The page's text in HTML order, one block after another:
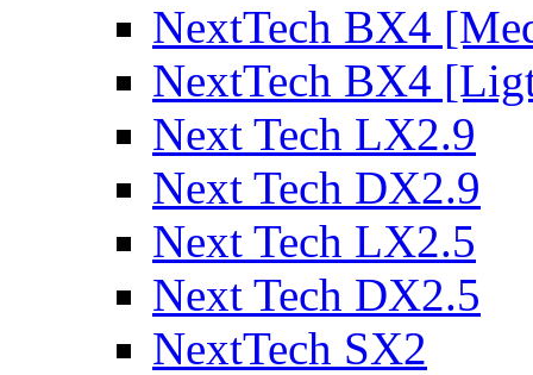
NextTech BX4
NextTech BX4
Next Tech LX2.9
Next Tech DX2.9
Next Tech LX2.5
Next Tech DX2.5
NextTech SX2